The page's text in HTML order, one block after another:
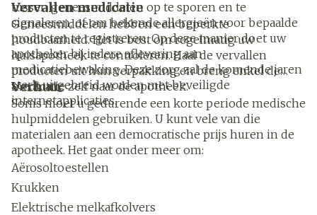
tussen geneesmiddelen op te sporen en te
signaleren, of om bekende allergieën voor bepaalde
producten te registreren. Op deze manier doet uw
apotheker bij iedere aflevering aan
medicatiebewaking. Deze zorg zal de komende jaren
sterk uitgebreid worden met beveiligde
internetapplicaties.
Vervallen medicatie
Geneesmiddelen hebben een beperkte
houdbaarheid. Het is best om regelmatig uw
huisapotheek te controleren. Haal de vervallen
producten uit hun verpakking en breng enkel de
medicatie zelf naar de apotheek.
Verhuur
Soms moet u gedurende een korte periode medische
hulpmiddelen gebruiken. U kunt vele van die
materialen aan een democratische prijs huren in de
apotheek. Het gaat onder meer om:
Aërosoltoestellen
Krukken
Elektrische melkafkolvers